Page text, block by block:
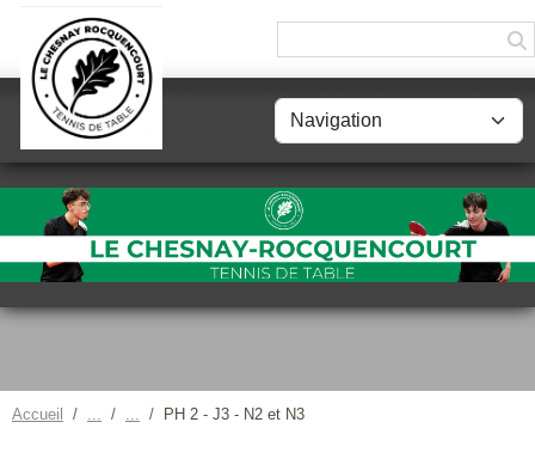
Accueil PH 2 - J3 - N2 et N3
Panneau de gestion des cookies